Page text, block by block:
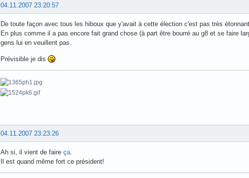
04.11.2007 23:20:57
De toute façon avec tous les hiboux que y'avait à cette élection c'est pas très
En plus comme il a pas encore fait grand chose (à part être bourré au g8 et se faire
gens lui en veuillent pas.
Prévisible je dis
04.11.2007 23:23:26
Ah si, il vient de faire ça
Il est quand même fort ce président!